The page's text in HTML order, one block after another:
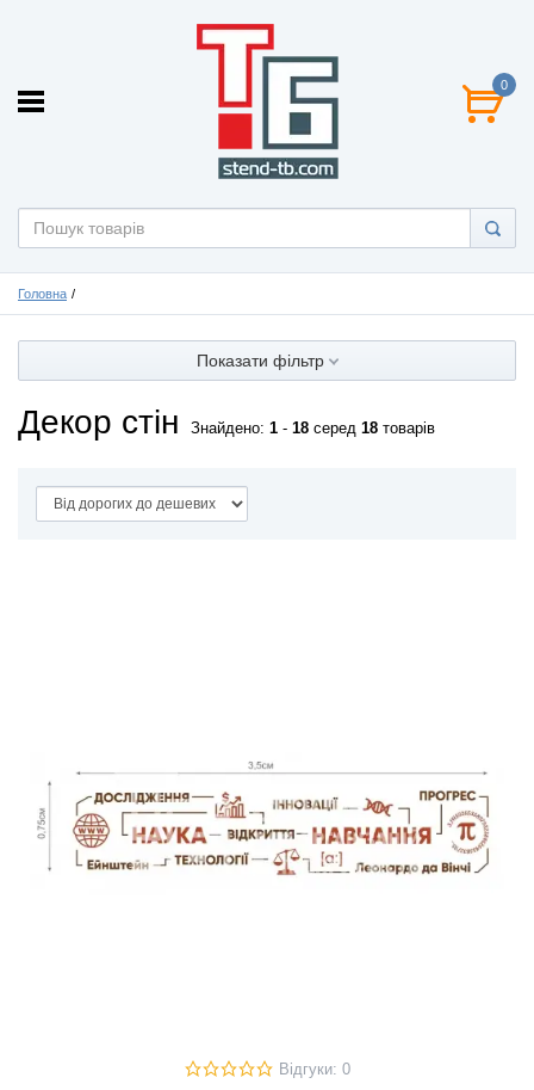
0
Головна
Показати фільтр
Декор стін Знайдено: 1 - 18 серед 18 товарів
Відгуки: 0